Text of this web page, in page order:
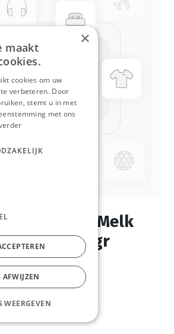
met Melk
100 x 65 gr
aan
×
maakt
cookies om uw
verbeteren. Door
stemt u in met
met ons
AFWIJZEN
WEERGEVEN